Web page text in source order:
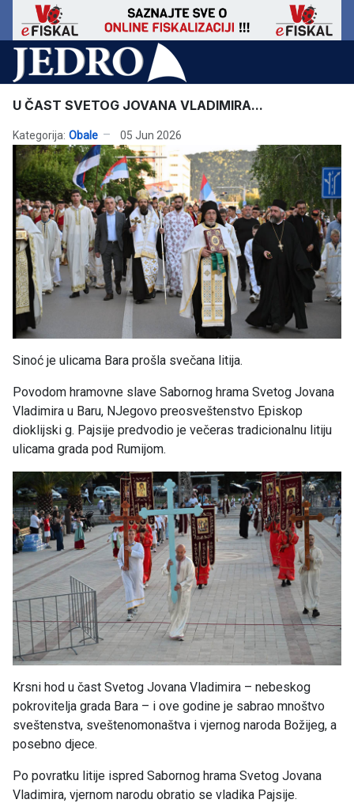
U ČAST SVETOG JOVANA VLADIMIRA...
Kategorija: Obale 05 Jun 2026
Sinoć je ulicama Bara prošla svečana litija.
Povodom hramovne slave Sabornog hrama Svetog Jovana
Vladimira u Baru, NJegovo preosveštenstvo Episkop
dioklijski g. Pajsije predvodio je večeras tradicionalnu litiju
ulicama grada pod Rumijom.
Krsni hod u čast Svetog Jovana Vladimira – nebeskog
pokrovitelja grada Bara – i ove godine je sabrao mnoštvo
sveštenstva, sveštenomonaštva i vjernog naroda Božijeg, a
posebno djece.
Po povratku litije ispred Sabornog hrama Svetog Jovana
Vladimira, vjernom narodu obratio se vladika Pajsije.